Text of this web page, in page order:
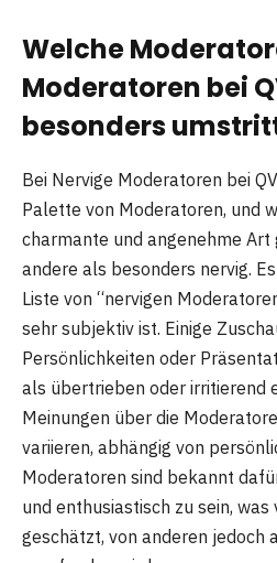
Welche
Moderatoren bei
besonders
Bei Nervige Moderatoren bei
Palette von Moderatoren, und
charmante und angenehme
andere als besonders nervig.
Liste von “nervigen
sehr subjektiv ist. Einige
Persönlichkeiten oder
als übertrieben oder irritierend
Meinungen über die
variieren, abhängig von
Moderatoren sind bekannt
und enthusiastisch zu sein,
geschätzt, von anderen jedoch